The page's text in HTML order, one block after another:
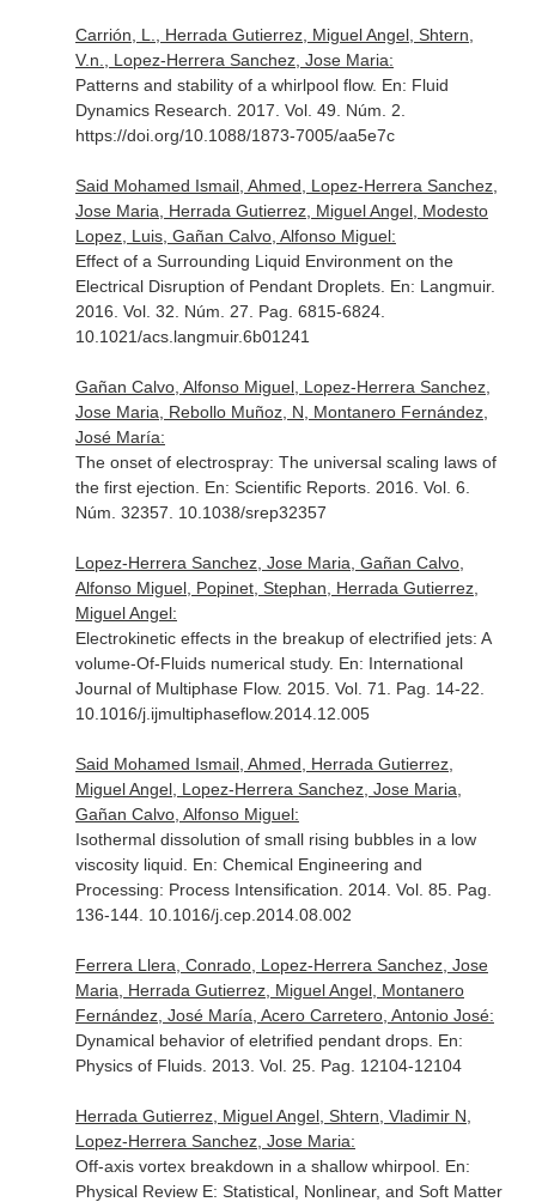
Carrión, L., Herrada Gutierrez, Miguel Angel, Shtern,
V.n., Lopez-Herrera Sanchez, Jose Maria:
Patterns and stability of a whirlpool flow. En: Fluid
Dynamics Research . 2017. Vol. 49. Núm. 2.
https://doi.org/10.1088/1873-7005/aa5e7c
Said Mohamed Ismail, Ahmed, Lopez-Herrera Sanchez,
Jose Maria, Herrada Gutierrez, Miguel Angel, Modesto
Lopez, Luis, Gañan Calvo, Alfonso Miguel:
Effect of a Surrounding Liquid Environment on the
Electrical Disruption of Pendant Droplets. En: Langmuir.
2016. Vol. 32. Núm. 27. Pag. 6815-6824.
10.1021/acs.langmuir.6b01241
Gañan Calvo, Alfonso Miguel, Lopez-Herrera Sanchez,
Jose Maria, Rebollo Muñoz, N, Montanero Fernández,
José María:
The onset of electrospray: The universal scaling laws of
the first ejection. En: Scientific Reports. 2016. Vol. 6.
Núm. 32357. 10.1038/srep32357
Lopez-Herrera Sanchez, Jose Maria, Gañan Calvo,
Alfonso Miguel, Popinet, Stephan, Herrada Gutierrez,
Miguel Angel:
Electrokinetic effects in the breakup of electrified jets: A
volume-Of-Fluids numerical study. En: International
Journal of Multiphase Flow. 2015. Vol. 71. Pag. 14-22.
10.1016/j.ijmultiphaseflow.2014.12.005
Said Mohamed Ismail, Ahmed, Herrada Gutierrez,
Miguel Angel, Lopez-Herrera Sanchez, Jose Maria,
Gañan Calvo, Alfonso Miguel:
Isothermal dissolution of small rising bubbles in a low
viscosity liquid. En: Chemical Engineering and
Processing: Process Intensification . 2014. Vol. 85. Pag.
136-144. 10.1016/j.cep.2014.08.002
Ferrera Llera, Conrado, Lopez-Herrera Sanchez, Jose
Maria, Herrada Gutierrez, Miguel Angel, Montanero
Fernández, José María, Acero Carretero, Antonio José:
Dynamical behavior of eletrified pendant drops. En:
Physics of Fluids. 2013. Vol. 25. Pag. 12104-12104
Herrada Gutierrez, Miguel Angel, Shtern, Vladimir N,
Lopez-Herrera Sanchez, Jose Maria:
Off-axis vortex breakdown in a shallow whirpool. En:
Physical Review E: Statistical, Nonlinear, and Soft Matter